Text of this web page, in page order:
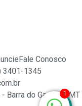
Fale Conosco
3401-1345
Barra do Garças / MT
1